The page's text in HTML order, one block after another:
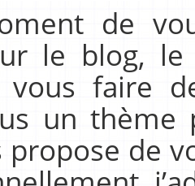
de
le blog,
faire
un thème
propose de